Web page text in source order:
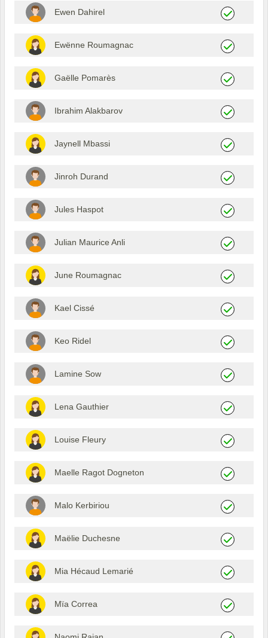
Ewen Dahirel
Ewënne Roumagnac
Gaëlle Pomarès
Ibrahim Alakbarov
Jaynell Mbassi
Jinroh Durand
Jules Haspot
Julian Maurice Anli
June Roumagnac
Kael Cissé
Keo Ridel
Lamine Sow
Lena Gauthier
Louise Fleury
Maelle Ragot Dogneton
Malo Kerbiriou
Maëlie Duchesne
Mia Hécaud Lemarié
Mïa Correa